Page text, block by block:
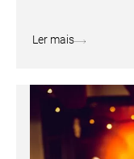
Ler mais